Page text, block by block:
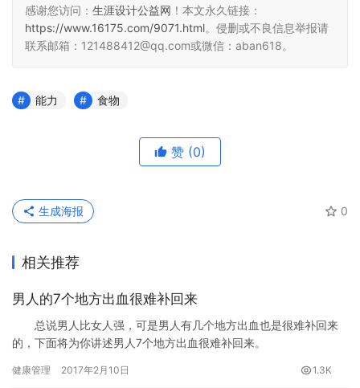
感谢您访问： 生涯设计公益网 ！本文永久链接：
https://www.16175.com/9071.html。侵删或不良信息举报请
联系邮箱：121488412@qq.com或微信：aban618。
能力 食物
赞 (0)
0
生成海报
相关推荐
男人的7个地方出血很难补回来
总说男人比女人强，可是男人有几个地方出血也是很难补回来
的，下面将为你讲述男人7个地方出血很难补回来。
健康管理 2017年2月10日 1.3K